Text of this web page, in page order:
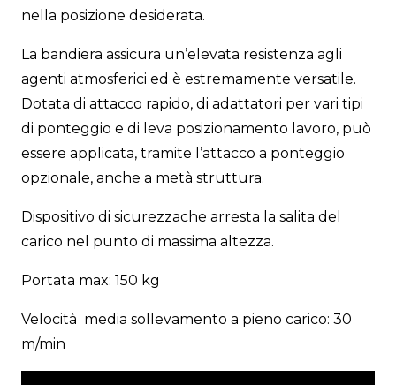
nella posizione desiderata.
La bandiera assicura un’elevata resistenza agli
agenti atmosferici ed è estremamente versatile.
Dotata di attacco rapido, di adattatori per vari tipi
di ponteggio e di leva posizionamento lavoro, può
essere applicata, tramite l’attacco a ponteggio
opzionale, anche a metà struttura.
Dispositivo di sicurezzache arresta la salita del
carico nel punto di massima altezza.
Portata max: 150 kg
Velocità media sollevamento a pieno carico: 30
m/min